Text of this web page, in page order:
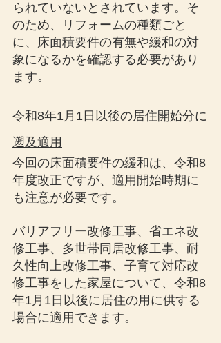
られていないとされています。そ
のため、リフォームの種類ごと
に、床面積要件の有無や緩和の対
象になるかを確認する必要があり
ます。
令和8年1月1日以後の居住開始分に
遡及適用
今回の床面積要件の緩和は、令和8
年度改正ですが、適用開始時期に
も注意が必要です。
バリアフリー改修工事、省エネ改
修工事、多世帯同居改修工事、耐
久性向上改修工事、子育て対応改
修工事をした家屋について、令和8
年1月1日以後に居住の用に供する
場合に適用できます。